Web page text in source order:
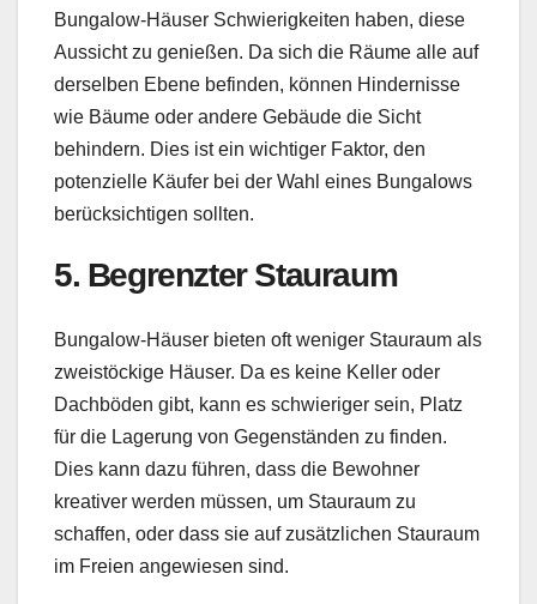
Bungalow-Häuser Schwierigkeiten haben, diese
Aussicht zu genießen. Da sich die Räume alle auf
derselben Ebene befinden, können Hindernisse
wie Bäume oder andere Gebäude die Sicht
behindern. Dies ist ein wichtiger Faktor, den
potenzielle Käufer bei der Wahl eines Bungalows
berücksichtigen sollten.
5. Begrenzter Stauraum
Bungalow-Häuser bieten oft weniger Stauraum als
zweistöckige Häuser. Da es keine Keller oder
Dachböden gibt, kann es schwieriger sein, Platz
für die Lagerung von Gegenständen zu finden.
Dies kann dazu führen, dass die Bewohner
kreativer werden müssen, um Stauraum zu
schaffen, oder dass sie auf zusätzlichen Stauraum
im Freien angewiesen sind.